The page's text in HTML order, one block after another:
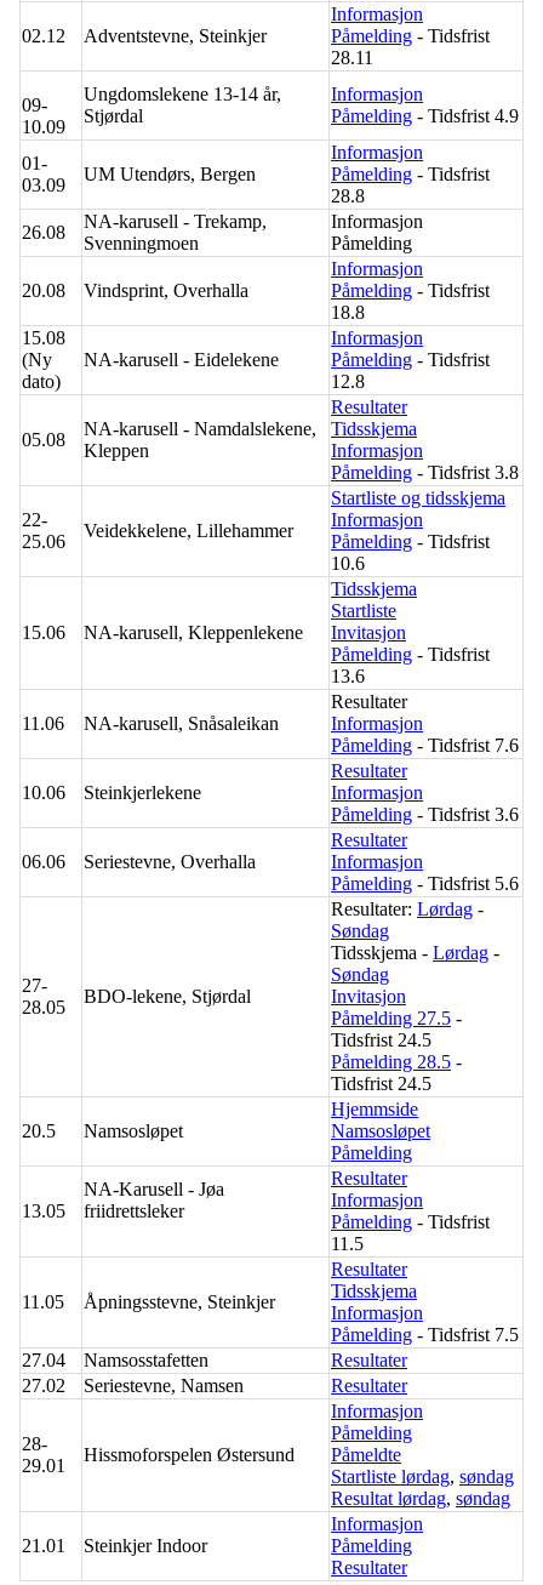
02.12 Adventstevne, Steinkjer
Informasjon
Påmelding - Tidsfrist
28.11
09-
10.09
Ungdomslekene 13-14 år,
Stjørdal
Informasjon
Påmelding - Tidsfrist 4.9
01-
03.09
UM Utendørs, Bergen
Informasjon
Påmelding - Tidsfrist
28.8
26.08
NA-karusell - Trekamp,
Svenningmoen
Informasjon
Påmelding
20.08 Vindsprint, Overhalla
Informasjon
Påmelding - Tidsfrist
18.8
15.08
(Ny
dato)
NA-karusell - Eidelekene
Informasjon
Påmelding - Tidsfrist
12.8
05.08
NA-karusell - Namdalslekene,
Kleppen
Resultater
Tidsskjema
Informasjon
Påmelding - Tidsfrist 3.8
22-
25.06
Veidekkelene, Lillehammer
Startliste og tidsskjema
Informasjon
Påmelding - Tidsfrist
10.6
15.06 NA-karusell, Kleppenlekene
Tidsskjema
Startliste
Invitasjon
Påmelding - Tidsfrist
13.6
11.06 NA-karusell, Snåsaleikan
Resultater
Informasjon
Påmelding - Tidsfrist 7.6
10.06 Steinkjerlekene
Resultater
Informasjon
Påmelding - Tidsfrist 3.6
06.06 Seriestevne, Overhalla
Resultater
Informasjon
Påmelding - Tidsfrist 5.6
27-
28.05
BDO-lekene, Stjørdal
Resultater: Lørdag -
Søndag
Tidsskjema - Lørdag -
Søndag
Invitasjon
Påmelding 27.5 -
Tidsfrist 24.5
Påmelding 28.5 -
Tidsfrist 24.5
20.5 Namsosløpet
Hjemmside
Namsosløpet
Påmelding
13.05
NA-Karusell - Jøa
friidrettsleker
Resultater
Informasjon
Påmelding - Tidsfrist
11.5
11.05 Åpningsstevne, Steinkjer
Resultater
Tidsskjema
Informasjon
Påmelding - Tidsfrist 7.5
27.04
Namsosstafetten
Resultater
27.02
Seriestevne, Namsen Resultater
28-
29.01
Hissmoforspelen Østersund
Informasjon
Påmelding
Påmeldte
Startliste lørdag, søndag
Resultat lørdag, søndag
21.01 Steinkjer Indoor
Informasjon
Påmelding
Resultater